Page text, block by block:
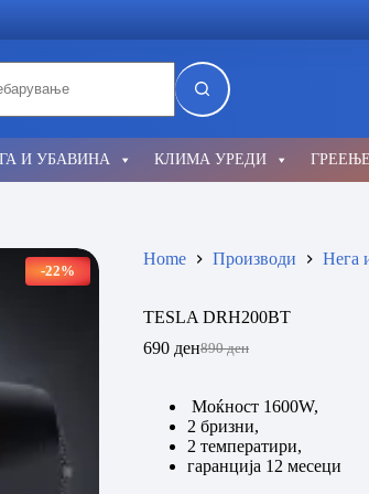
И УБАВИНА КЛИМА УРЕДИ ГРЕЕЊЕ
-22%
Home Производи Нега
TESLA DRH200BT
890ден
Original
was:
890 ден.
690 денCurrent
is:
690 ден.
Моќност 1600W,
2 бризни,
2 температири,
гаранција 12 месеци